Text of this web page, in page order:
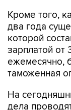
Кроме того,
два года
которой
зарплатой от
ежемесячно,
таможенная
На
дела